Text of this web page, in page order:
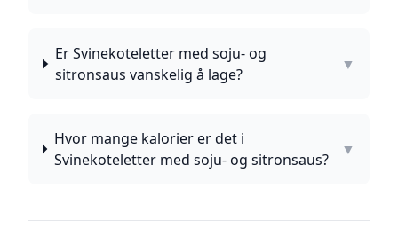
Er Svinekoteletter med soju- og
sitronsaus vanskelig å lage?
▼
Hvor mange kalorier er det i
Svinekoteletter med soju- og sitronsaus?
▼